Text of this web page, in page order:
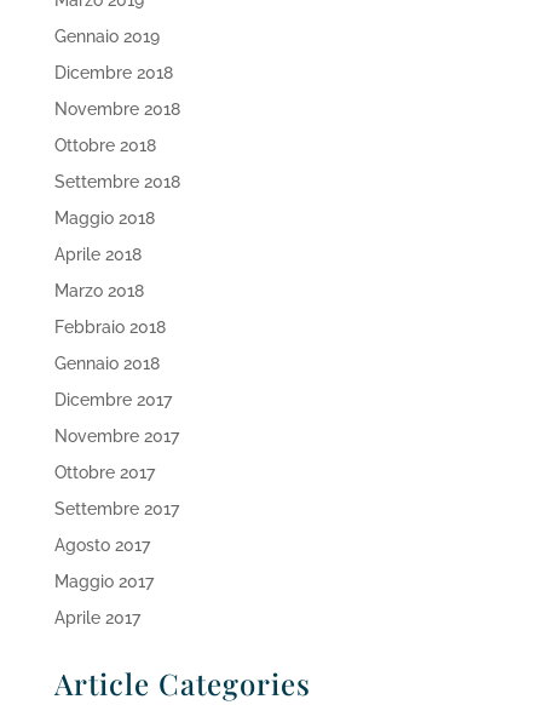
Gennaio 2019
Dicembre 2018
Novembre 2018
Ottobre 2018
Settembre 2018
Maggio 2018
Aprile 2018
Marzo 2018
Febbraio 2018
Gennaio 2018
Dicembre 2017
Novembre 2017
Ottobre 2017
Settembre 2017
Agosto 2017
Maggio 2017
Aprile 2017
Article Categories